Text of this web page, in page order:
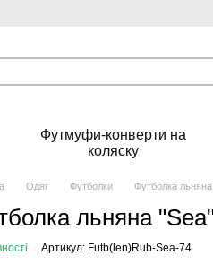
Футмуфи-конверти на
коляску
Одяг Футболки Футболка
льняна
Артикул: Futb(len)Rub-Sea-74